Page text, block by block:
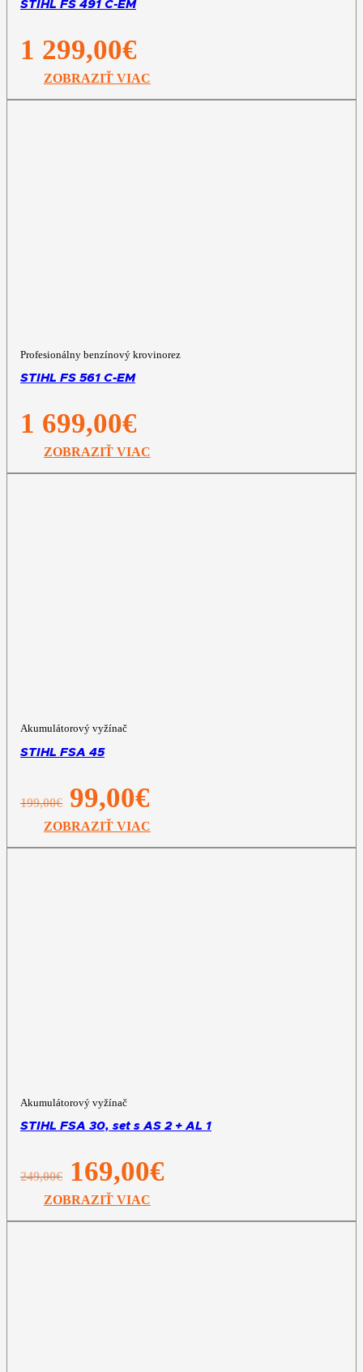
STIHL FS 491 C-EM
1 299,00€
ZOBRAZIŤ VIAC
Profesionálny benzínový krovinorez
STIHL FS 561 C-EM
1 699,00€
ZOBRAZIŤ VIAC
Akumulátorový vyžínač
STIHL FSA 45
199,00€
Pôvodná
cena
199,00€.
99,00€
99,00€.
ZOBRAZIŤ VIAC
Akumulátorový vyžínač
STIHL FSA 30, set s AS 2 + AL 1
249,00€
Pôvodná
cena
249,00€.
169,00€
ZOBRAZIŤ VIAC